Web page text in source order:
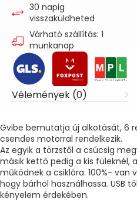
30 napig
visszaküldheted
Várható szállítás: 1
munkanap
Vélemények (0)
Gvibe bemutatja új alkotását, 6
csendes motorral rendelkezik.
Az egyik a törzstől a csúcsig
másik kettő pedig a kis füleknél,
működnek a csiklóra. 100%- van
hogy bárhol használhassa. USB
kényelem érdekében.